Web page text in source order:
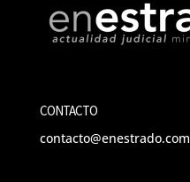
CONTACTO
contacto@enestrado.com